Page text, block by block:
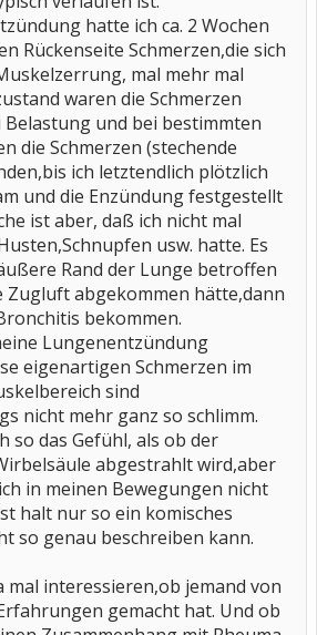
hatte ich ca. 2 Wochen
Rückenseite Schmerzen,die sich
mal mehr mal
waren die Schmerzen
und bei bestimmten
die Schmerzen (stechende
ich letztendlich plötzlich
und die Enzündung festgestellt
ist aber, daß ich nicht mal
usw. hatte. Es
Rand der Lunge betroffen
Zugluft abgekommen hätte,dann
bekommen.
Lungenentzündung
eigenartigen Schmerzen im
sind
nicht mehr ganz so schlimm.
so das Gefühl, als ob der
abgestrahlt wird,aber
in meinen Bewegungen nicht
halt nur so ein komisches
so genau beschreiben kann.
mal interessieren,ob jemand von
gemacht hat. Und ob